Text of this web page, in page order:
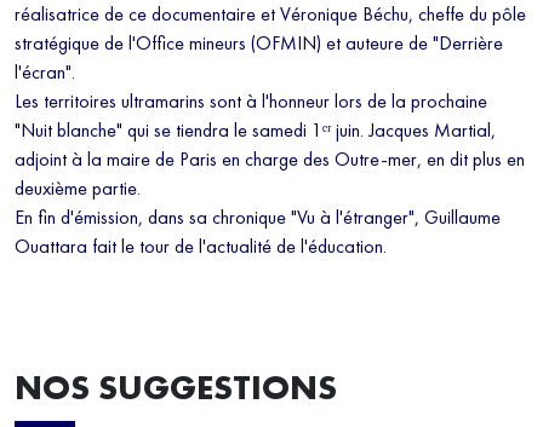
réalisatrice de ce documentaire et Véronique Béchu, cheffe du pôle
stratégique de l'Office mineurs (OFMIN) et auteure de "Derrière
l'écran".
Les territoires ultramarins sont à l'honneur lors de la prochaine
"Nuit blanche" qui se tiendra le samedi 1ᵉʳ juin. Jacques Martial,
adjoint à la maire de Paris en charge des Outre-mer, en dit plus en
deuxième partie.
En fin d'émission, dans sa chronique "Vu à l'étranger", Guillaume
Ouattara fait le tour de l'actualité de l'éducation.
NOS SUGGESTIONS